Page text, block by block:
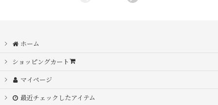
ホーム
ショッピングカート
マイページ
最近チェックしたアイテム